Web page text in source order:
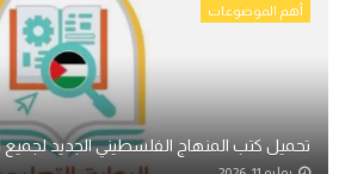
أهم الموضوعات
تحميل كتب المنهاج الفلسطيني الجديد لجميع